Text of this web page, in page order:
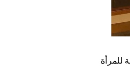
للمرأة